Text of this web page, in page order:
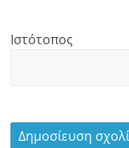
Ιστότοπος